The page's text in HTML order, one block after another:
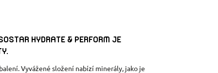
HYDRATE & PERFORM JE
Vyvážené složení nabízí minerály, jako je